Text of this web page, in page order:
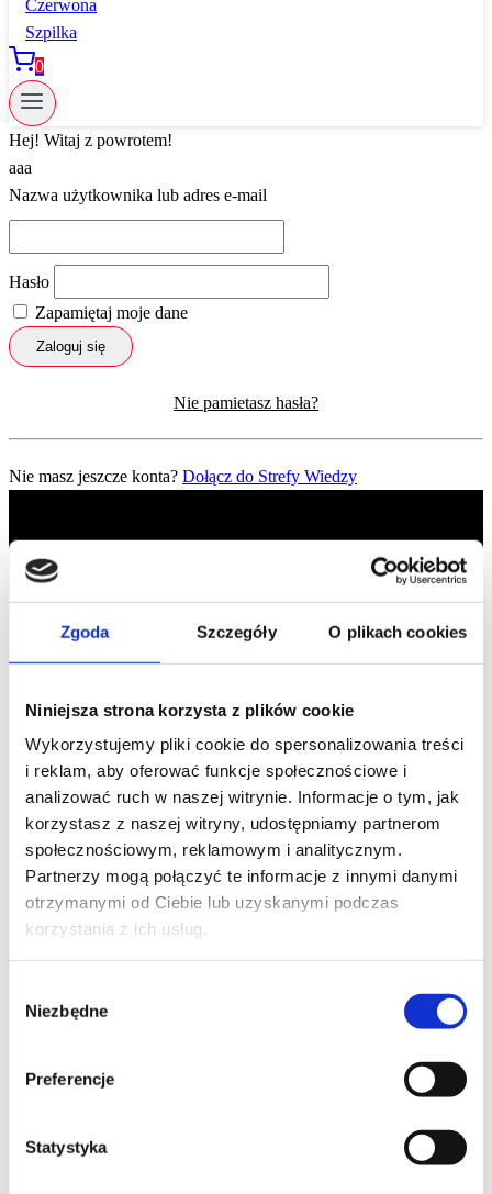
Zgoda Szczegóły O plikach cookies
Niniejsza strona korzysta z plików cookie
Wykorzystujemy pliki cookie do spersonalizowania treści
i reklam, aby oferować funkcje społecznościowe i
analizować ruch w naszej witrynie. Informacje o tym, jak
korzystasz z naszej witryny, udostępniamy partnerom
społecznościowym, reklamowym i analitycznym.
Partnerzy mogą połączyć te informacje z innymi danymi
otrzymanymi od Ciebie lub uzyskanymi podczas
korzystania z ich usług.
zgody
Niezbędne
Preferencje
Statystyka
0
Hej! Witaj z powrotem!
aaa
Nazwa użytkownika lub adres e-mail
Hasło
Zapamiętaj moje dane
Zaloguj się
Nie pamietasz hasła?
Nie masz jeszcze konta? Dołącz do Strefy Wiedzy
Szpilka
Profil tiktok Czerwona Szpilka
Profil youtube Czerwona
Szpilka
Kontakt
kontakt@czerwonaszpilka.pl